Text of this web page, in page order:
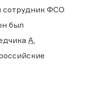
сотрудник ФСО
был
А.